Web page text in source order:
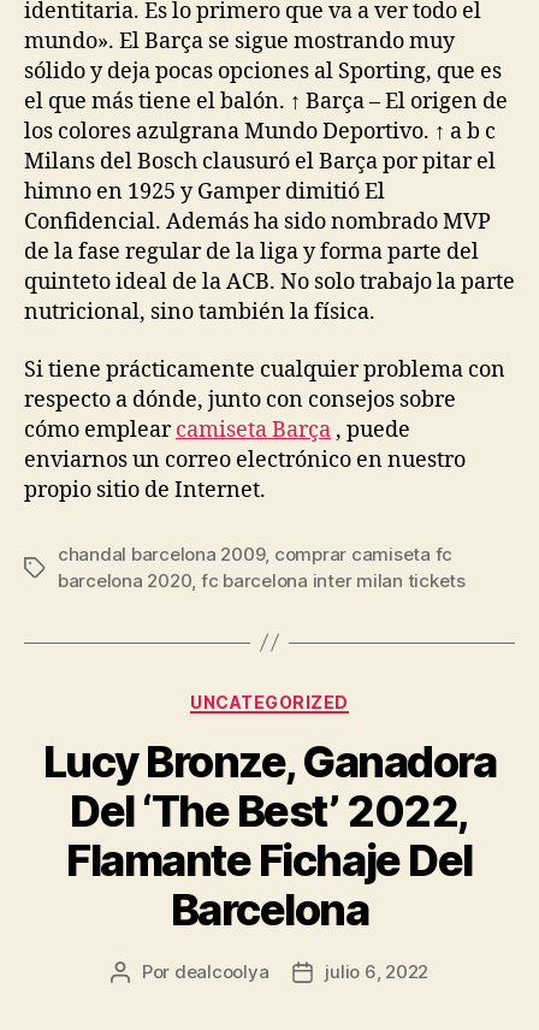
identitaria. Es lo primero que va a ver todo el
mundo». El Barça se sigue mostrando muy
sólido y deja pocas opciones al Sporting, que es
el que más tiene el balón. ↑ Barça – El origen de
los colores azulgrana Mundo Deportivo. ↑ a b c
Milans del Bosch clausuró el Barça por pitar el
himno en 1925 y Gamper dimitió El
Confidencial. Además ha sido nombrado MVP
de la fase regular de la liga y forma parte del
quinteto ideal de la ACB. No solo trabajo la parte
nutricional, sino también la física.
Si tiene prácticamente cualquier problema con
respecto a dónde, junto con consejos sobre
cómo emplearcamiseta Barça , puede
enviarnos un correo electrónico en nuestro
propio sitio de Internet.
Etiquetas
chandal barcelona 2009, comprar camiseta fc
barcelona 2020 fc barcelona inter milan tickets
Categorías
UNCATEGORIZED
Lucy Bronze, Ganadora
Del ‘The Best’ 2022,
Flamante Fichaje Del
Barcelona
Autor
Por dealcoolya
Fechajulio 6, 2022